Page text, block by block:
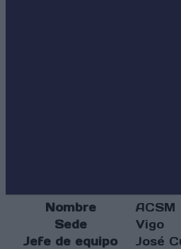
Nombre
ACSM
Sede
Vigo
Jefe de equipo
José